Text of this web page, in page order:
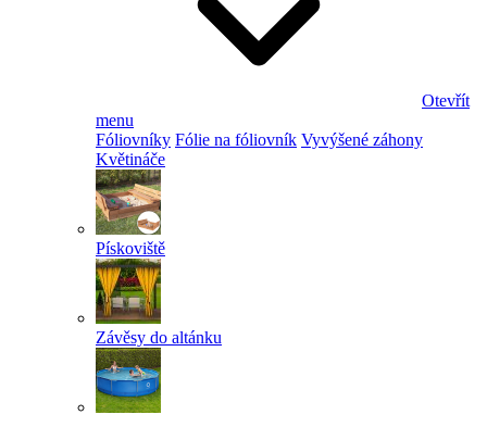
Otevřít
menu
Fóliovníky Fólie na fóliovník Vyvýšené záhony
Květináče
Pískoviště
Závěsy do altánku